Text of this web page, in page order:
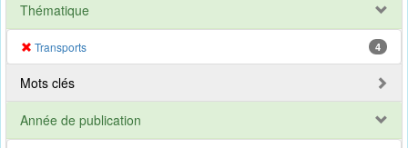
Thématique
Transports 4
Mots clés
Année de publication